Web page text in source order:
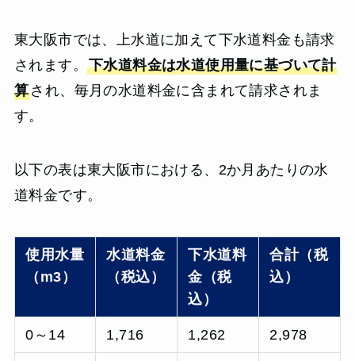
東大阪市では、上水道に加えて下水道料金も請求
されます。 下水道料金は水道使用量に基づいて計
算され、毎月の水道料金に含まれて請求されま
す。
以下の表は東大阪市における、2か月あたりの水
道料金です。
使用水量
（m3）
水道料金
（税込）
下水道料
金（税
込）
合計（税
込）
0～14 1,716 1,262 2,978